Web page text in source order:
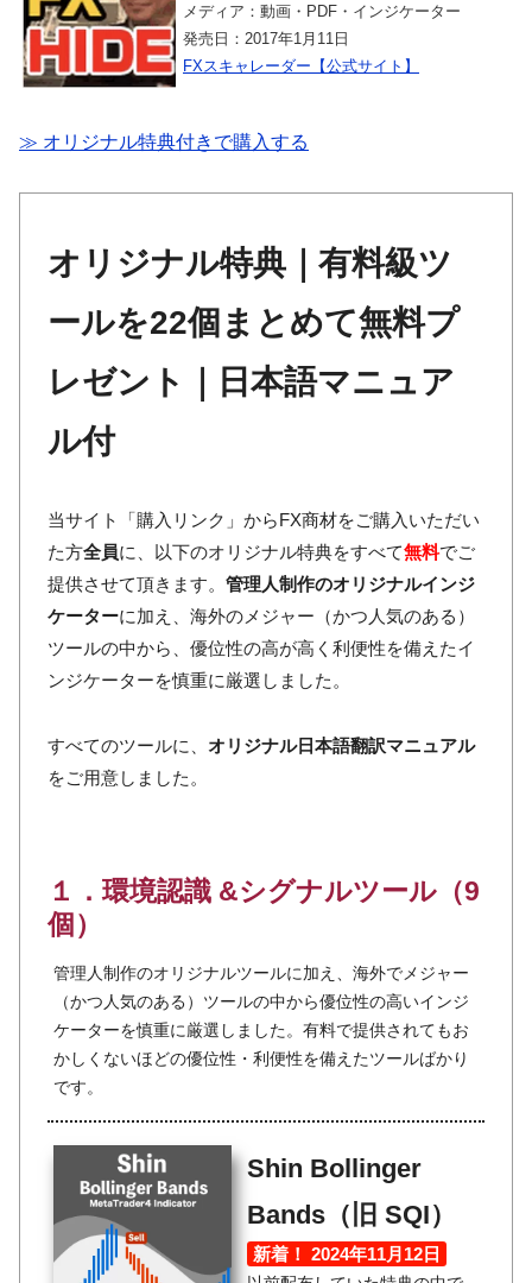
メディア：動画・PDF・インジケーター
発売日：2017年1月11日
FXスキャレーダー【公式サイト】
≫ オリジナル特典付きで購入する
オリジナル特典｜有料級ツ
ールを22個まとめて無料プ
レゼント｜日本語マニュア
ル付
当サイト「購入リンク」からFX商材をご購入いただい
た方全員に、以下のオリジナル特典をすべて無料でご
提供させて頂きます。 管理人制作のオリジナルインジ
ケーターに加え、海外のメジャー（かつ人気のある）
ツールの中から、優位性の高が高く利便性を備えたイ
ンジケーターを慎重に厳選しました。
すべてのツールに、 オリジナル日本語翻訳マニュアル
をご用意しました。
１．環境認識 &シグナルツール（9
個）
管理人制作のオリジナルツールに加え、海外でメジャー
（かつ人気のある）ツールの中から優位性の高いインジ
ケーターを慎重に厳選しました。有料で提供されてもお
かしくないほどの優位性・利便性を備えたツールばかり
です。
Shin Bollinger
Bands（旧 SQI）
新着！ 2024年11月12日